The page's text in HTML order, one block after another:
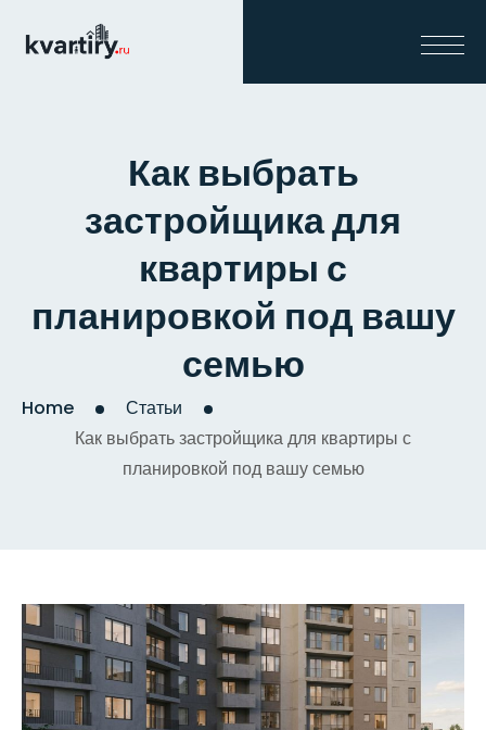
Как выбрать
застройщика для
квартиры с
планировкой под вашу
семью
Home
Статьи
Как выбрать застройщика для квартиры с
планировкой под вашу семью